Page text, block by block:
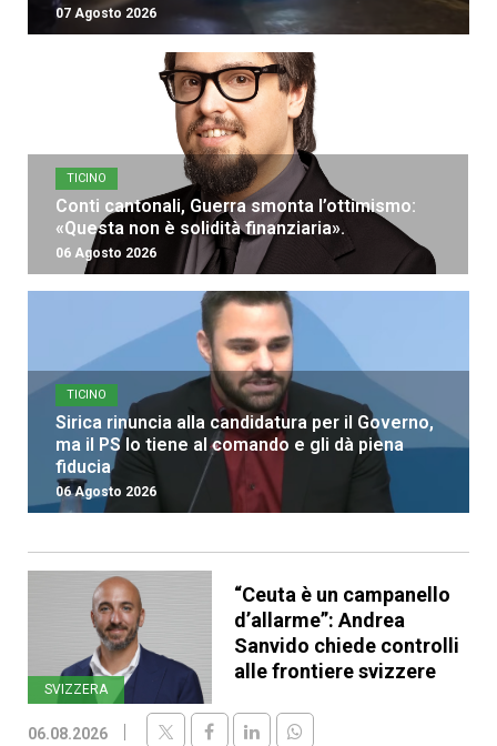
07 Agosto 2026
TICINO
Conti cantonali, Guerra smonta l’ottimismo:
«Questa non è solidità finanziaria».
06 Agosto 2026
TICINO
Sirica rinuncia alla candidatura per il Governo,
ma il PS lo tiene al comando e gli dà piena
fiducia
06 Agosto 2026
SVIZZERA
“Ceuta è un campanello
d’allarme”: Andrea
Sanvido chiede controlli
alle frontiere svizzere
06.08.2026